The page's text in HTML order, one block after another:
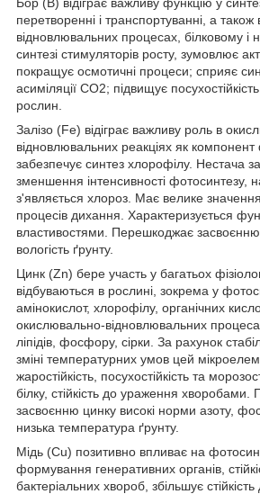
перетворенні і транспортуванні, а
відновлювальних процесах, білковому і
синтезі стимуляторів росту, зумовлює
покращує осмотичні процеси; сприяє
асиміляції СО2; підвищує посухостійкість
рослин.
Залізо (Fe) відіграє важливу роль в
відновлювальних реакціях як компонент
забезпечує синтез хлорофілу. Нестача
зменшення інтенсивності фотосинтезу,
з'являється хлороз. Має велике
процесів дихання. Характеризується
властивостями. Перешкоджає засвоєнню
вологість ґрунту.
Цинк (Zn) бере участь у багатьох
відбуваються в рослині, зокрема у
амінокислот, хлорофілу, органічних
окислювально-відновлювальних
ліпідів, фосфору, сірки. За рахунок
зміні температурних умов цей
жаростійкість, посухостійкість та
білку, стійкість до ураження
засвоєнню цинку високі норми азоту,
низька температура ґрунту.
Мідь (Сu) позитивно впливає на
формування генеративних органів,
бактеріальних хвороб, збільшує